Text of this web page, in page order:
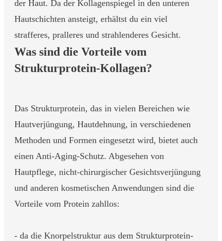
der Haut. Da der Kollagenspiegel in den unteren
Hautschichten ansteigt, erhältst du ein viel
strafferes, pralleres und strahlenderes Gesicht.
Was sind die Vorteile vom
Strukturprotein-Kollagen?
Das Strukturprotein, das in vielen Bereichen wie
Hautverjüngung, Hautdehnung, in verschiedenen
Methoden und Formen eingesetzt wird, bietet auch
einen Anti-Aging-Schutz. Abgesehen von
Hautpflege, nicht-chirurgischer Gesichtsverjüngung
und anderen kosmetischen Anwendungen sind die
Vorteile vom Protein zahllos:
- da die Knorpelstruktur aus dem Strukturprotein-